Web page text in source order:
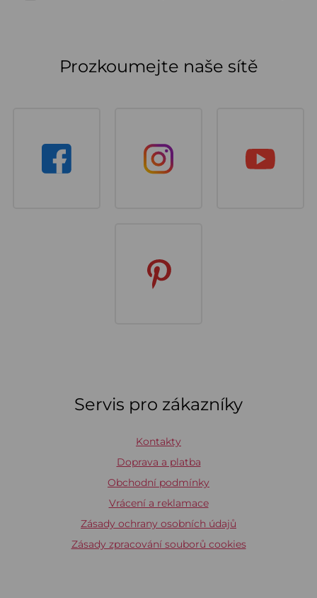
Prozkoumejte naše sítě
Servis pro zákazníky
Kontakty
Doprava a platba
Obchodní podmínky
Vrácení a reklamace
Zásady ochrany osobních údajů
Zásady zpracování souborů cookies